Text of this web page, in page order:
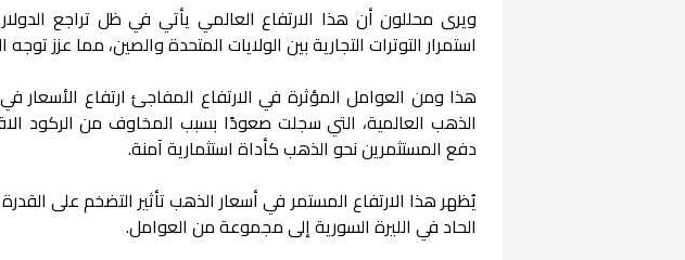
ويرى محللون أن هذا الارتفاع العالمي يأتي في ظل تراجع
استمرار التوترات التجارية بين الولايات المتحدة والصين، مما عزز
هذا ومن العوامل المؤثرة في الارتفاع المفاجئ ارتفاع الأسعار
الذهب العالمية، التي سجلت صعودًا بسبب المخاوف من الركود
دفع المستثمرين نحو الذهب كأداة استثمارية آمنة.
يُظهر هذا الارتفاع المستمر في أسعار الذهب تأثير التضخم على
الحاد في الليرة السورية إلى مجموعة من العوامل.